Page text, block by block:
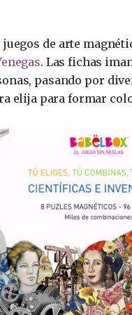
juegos de arte
. Las fichas
pasando por
elija para formar